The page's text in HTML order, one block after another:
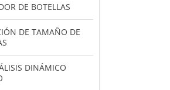
DE BOTELLAS
DE TAMAÑO DE
DINÁMICO